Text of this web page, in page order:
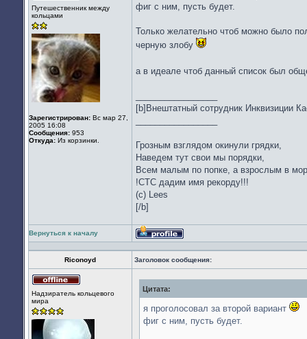
в
Путешественник между
кольцами
Зарегистрирован: Вс мар 27,
2005 16:08
Сообщения: 953
Откуда: Из корзинки.
фиг с ним, пусть будет.
Только желательно чтоб можно было
черную злобу
а в идеале чтоб данный список был
[b]Внештатный сотрудник Инквизиции
Грозным взглядом окинули грядки,
Наведем тут свои мы порядки,
Всем малым по попке, а взрослым в
!СТС дадим имя рекорду!!!
(с) Lees
[/b]
Вернуться к началу
Профиль
Riconoyd Заголовок сообщения:
в
Надзиратель кольцевого
мира
Цитата:
я проголосовал за второй вариант
фиг с ним, пусть будет.